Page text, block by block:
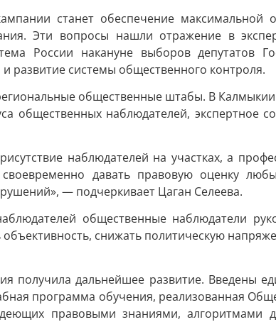
станет обеспечение максимальной
Эти вопросы нашли отражение в
России накануне выборов депутатов
развитие системы общественного контроля.
общественные штабы. В
общественных наблюдателей, экспертное
наблюдателей на участках, а
давать правовую оценку
— подчеркивает Цаган Селеева.
общественные наблюдатели
снижать политическую
получила дальнейшее развитие. Введены
программа обучения, реализованная
правовыми знаниями,